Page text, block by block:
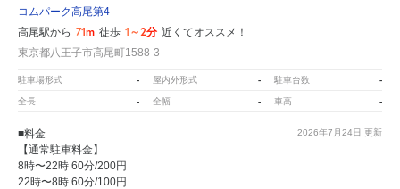
コムパーク高尾第4
高尾駅から 71m 徒歩 1～2分 近くてオススメ！
東京都八王子市高尾町1588-3
駐車場形式 - 屋内外形式 - 駐車台数 -
全長 - 全幅 - 車高 -
2026年7月24日 更新
■料金
【通常駐車料金】
8時〜22時 60分/200円
22時〜8時 60分/100円